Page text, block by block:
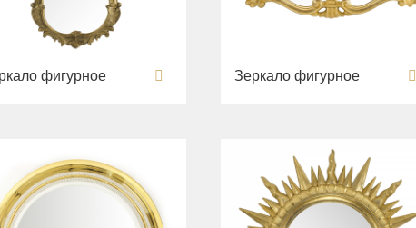
фигурное Зеркало фигурное